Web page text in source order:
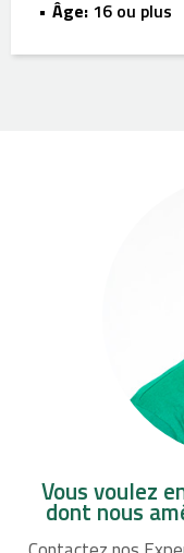
Âge: 16 ou plus
Vous voulez
dont nous